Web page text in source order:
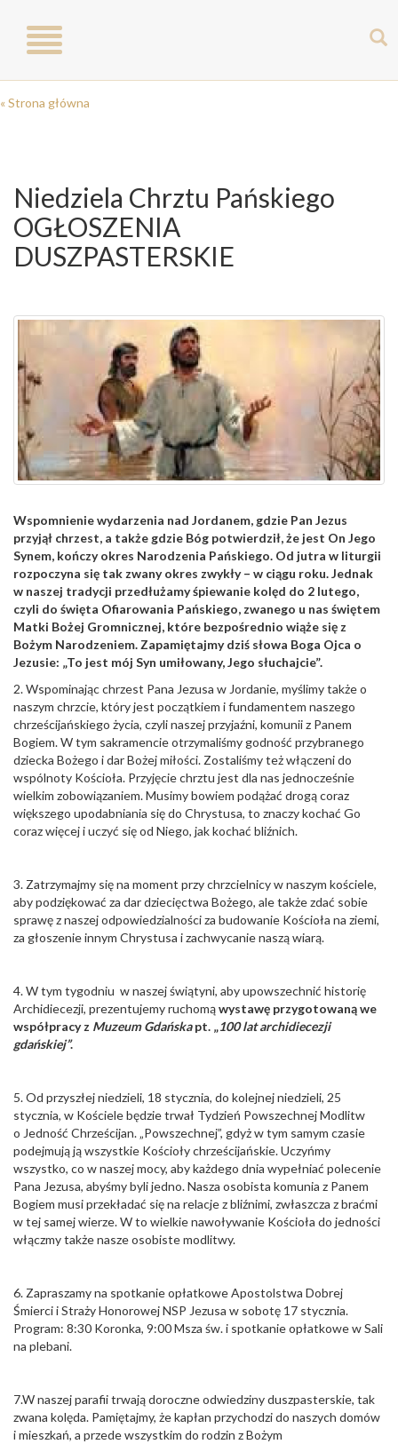
Toggle
navigation
« Strona główna
Niedziela Chrztu Pańskiego
OGŁOSZENIA
DUSZPASTERSKIE
Wspomnienie wydarzenia nad Jordanem, gdzie Pan Jezus
przyjął chrzest, a także gdzie Bóg potwierdził, że jest On Jego
Synem, kończy okres Narodzenia Pańskiego. Od jutra w liturgii
rozpoczyna się tak zwany okres zwykły – w ciągu roku. Jednak
w naszej tradycji przedłużamy śpiewanie kolęd do 2 lutego,
czyli do święta Ofiarowania Pańskiego, zwanego u nas świętem
Matki Bożej Gromnicznej, które bezpośrednio wiąże się z
Bożym Narodzeniem. Zapamiętajmy dziś słowa Boga Ojca o
Jezusie: „To jest mój Syn umiłowany, Jego słuchajcie”.
2. Wspominając chrzest Pana Jezusa w Jordanie, myślimy także o
naszym chrzcie, który jest początkiem i fundamentem naszego
chrześcijańskiego życia, czyli naszej przyjaźni, komunii z Panem
Bogiem. W tym sakramencie otrzymaliśmy godność przybranego
dziecka Bożego i dar Bożej miłości. Zostaliśmy też włączeni do
wspólnoty Kościoła. Przyjęcie chrztu jest dla nas jednocześnie
wielkim zobowiązaniem. Musimy bowiem podążać drogą coraz
większego upodabniania się do Chrystusa, to znaczy kochać Go
coraz więcej i uczyć się od Niego, jak kochać bliźnich.
3. Zatrzymajmy się na moment przy chrzcielnicy w naszym kościele,
aby podziękować za dar dziecięctwa Bożego, ale także zdać sobie
sprawę z naszej odpowiedzialności za budowanie Kościoła na ziemi,
za głoszenie innym Chrystusa i zachwycanie naszą wiarą.
4. W tym tygodniu w naszej świątyni, aby upowszechnić historię
Archidiecezji, prezentujemy ruchomąwystawę przygotowaną we
współpracy z Muzeum Gdańskapt. „100 lat archidiecezji
gdańskiej”.
5. Od przyszłej niedzieli, 18 stycznia, do kolejnej niedzieli, 25
stycznia, w Kościele będzie trwał Tydzień Powszechnej Modlitw
o Jedność Chrześcijan. „Powszechnej”, gdyż w tym samym czasie
podejmują ją wszystkie Kościoły chrześcijańskie. Uczyńmy
wszystko, co w naszej mocy, aby każdego dnia wypełniać polecenie
Pana Jezusa, abyśmy byli jedno. Nasza osobista komunia z Panem
Bogiem musi przekładać się na relacje z bliźnimi, zwłaszcza z braćmi
w tej samej wierze. W to wielkie nawoływanie Kościoła do jedności
włączmy także nasze osobiste modlitwy.
6. Zapraszamy na spotkanie opłatkowe Apostolstwa Dobrej
Śmierci i Straży Honorowej NSP Jezusa w sobotę 17 stycznia.
Program: 8:30 Koronka, 9:00 Msza św. i spotkanie opłatkowe w Sali
na plebani.
7.W naszej parafii trwają doroczne odwiedziny duszpasterskie, tak
zwana kolęda. Pamiętajmy, że kapłan przychodzi do naszych domów
i mieszkań, a przede wszystkim do rodzin z Bożym